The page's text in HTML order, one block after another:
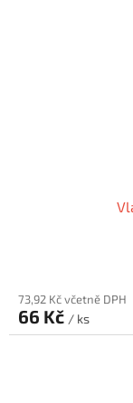
73,92 Kč včetně DPH
66 Kč / ks